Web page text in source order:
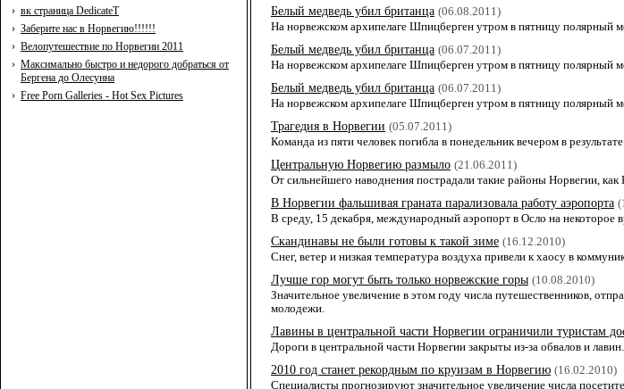
› вк страница DedicateT
› Заберите нас в Норвегию!!!!!!
› Велопутешествие по Норвегии 2011
› Максимально быстро и недорого добраться от
Бергена до Олесунна
› Free Porn Galleries - Hot Sex Pictures
Белый медведь убил британца (06.08.2011)
На норвежском архипелаге Шпицберген утром в пятницу полярный
Белый медведь убил британца (06.07.2011)
На норвежском архипелаге Шпицберген утром в пятницу полярный
Белый медведь убил британца (06.07.2011)
На норвежском архипелаге Шпицберген утром в пятницу полярный
Трагедия в Норвегии (05.07.2011)
Команда из пяти человек погибла в понедельник вечером в
Центральную Норвегию размыло (21.06.2011)
От сильнейшего наводнения пострадали такие районы Норвегии,
В Норвегии фальшивая граната парализовала работу аэропорта
В среду, 15 декабря, международный аэропорт в Осло на некоторое
Скандинавы не были готовы к такой зиме (16.12.2010)
Снег, ветер и низкая температура воздуха привели к хаосу в
Лучше гор могут быть только норвежские горы (10.08.2010)
Значительное увеличение в этом году числа путешественников,
молодежи.
Лавины в центральной части Норвегии ограничили туристам
Дороги в центральной части Норвегии закрыты из-за обвалов и лавин.
2010 год станет рекордным по круизам в Норвегию (16.02.2010)
Специалисты прогнозируют значительное увеличение числа